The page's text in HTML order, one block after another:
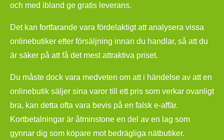
och med ibland ge gratis leverans.
Det kan fortfarande vara fördelaktigt att analysera vissa
onlinebutiker efter försäljning innan du handlar, så att du
är säker på att få det mest attraktiva priset.
Du måste dock vara medveten om att i händelse av att en
onlinebutik säljer sina varor till ett pris som verkar ovanligt
bra, kan detta ofta vara bevis på en falsk e-affär.
Kortbetalningar är åtminstone en del av en lag som
gynnar dig som köpare mot bedrägliga nätbutiker.